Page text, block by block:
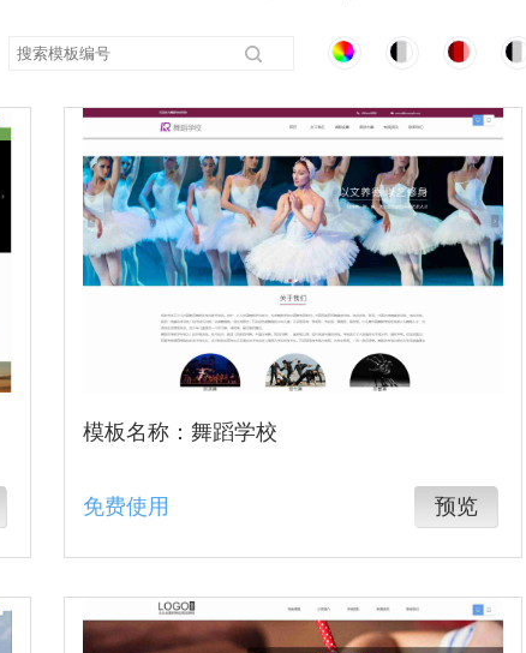
模板名称：舞蹈学校
免费使用 预览